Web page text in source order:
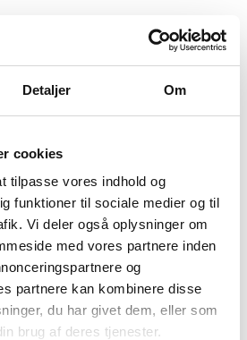
Detaljer Om
cookies
tilpasse vores indhold og
funktioner til sociale medier og til
Vi deler også oplysninger om
med vores partnere inden
og
partnere kan kombinere disse
du har givet dem, eller som
brug af deres tjenester.
returret
YDERLIGERE INFORMATION
FAQ
er et let regnslag med hætte. Dens
at have med i rygsækken, så du er
at regne på turen. Langs siderne
så den kan sidde tæt på
kan du holde dig tør og